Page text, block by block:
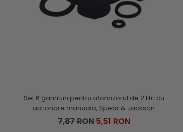
Set 6 garnituri pentru atomizorul de 2 litri cu
actionare manuala, Spear & Jackson
7,87 RON5,51 RON